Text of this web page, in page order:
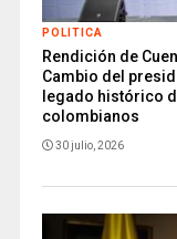
POLITICA
Rendición de
Cambio del
legado histórico
colombianos
30 julio, 2026